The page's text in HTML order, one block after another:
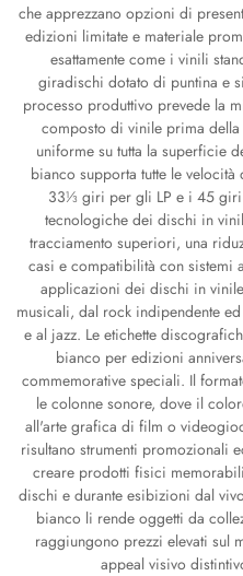
che apprezzano opzioni di
edizioni limitate e materiale
esattamente come i vinili
giradischi dotato di puntina e
processo produttivo prevede la
composto di vinile prima
uniforme su tutta la superficie
bianco supporta tutte le
33⅓ giri per gli LP e i 45
tecnologiche dei dischi in
tracciamento superiori, una
casi e compatibilità con sistemi
applicazioni dei dischi in
musicali, dal rock indipendente
e al jazz. Le etichette
bianco per edizioni
commemorative speciali. Il
le colonne sonore, dove il
all'arte grafica di film o
risultano strumenti promozionali
creare prodotti fisici
dischi e durante esibizioni dal
bianco li rende oggetti da
raggiungono prezzi elevati sul
appeal visivo